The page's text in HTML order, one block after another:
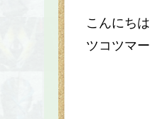
こんにち
ツコツマ